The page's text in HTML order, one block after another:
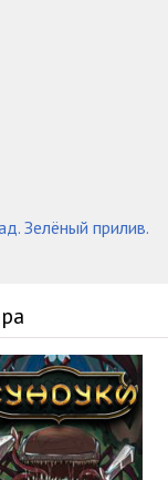
Зелёный прилив.